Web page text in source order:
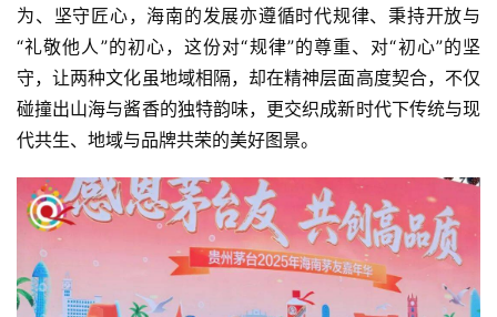
为、坚守匠心，海南的发展亦遵循时代规律、秉持开放与
“礼敬他人”的初心，这份对“规律”的尊重、对“初心”的坚
守，让两种文化虽地域相隔，却在精神层面高度契合，不仅
碰撞出山海与酱香的独特韵味，更交织成新时代下传统与现
代共生、地域与品牌共荣的美好图景。